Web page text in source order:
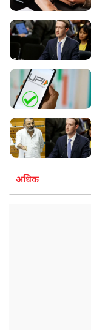
अधिक